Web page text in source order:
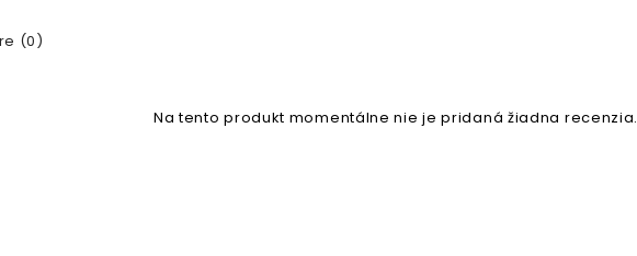
(0)
Na tento produkt momentálne nie je pridaná žiadna recenzia.